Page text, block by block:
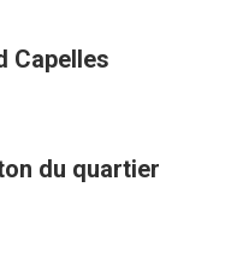
Capelles
du quartier